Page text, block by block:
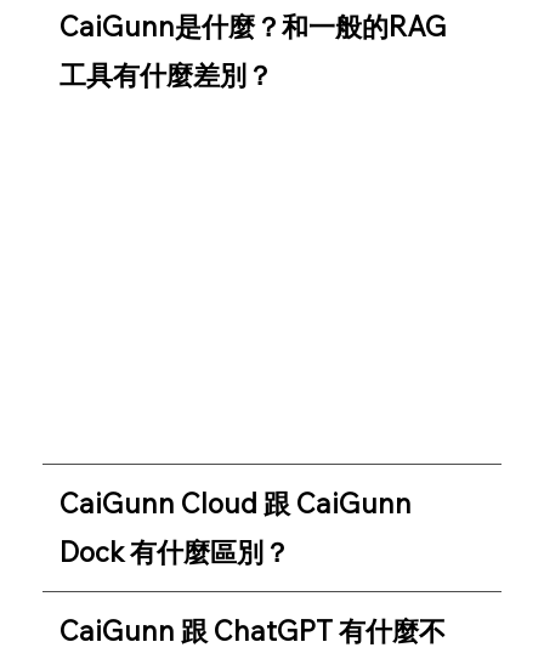
CaiGunn是什麼？和一般的RAG
工具有什麼差別？
CaiGunn Cloud 跟 CaiGunn
Dock 有什麼區別？
CaiGunn 跟 ChatGPT 有什麼不